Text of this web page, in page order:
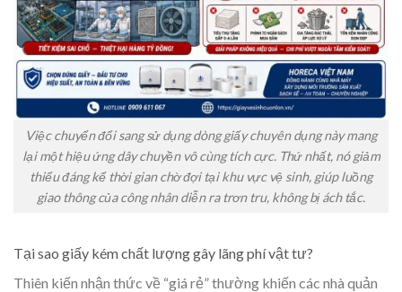
Việc chuyển đổi sang sử dụng dòng giấy chuyên dụng này mang
lại một hiệu ứng dây chuyền vô cùng tích cực. Thứ nhất, nó giảm
thiểu đáng kể thời gian chờ đợi tại khu vực vệ sinh, giúp luồng
giao thông của công nhân diễn ra trơn tru, không bị ách tắc.
Tại sao giấy kém chất lượng gây lãng phí vật tư?
Thiên kiến nhận thức về “giá rẻ” thường khiến các nhà quản